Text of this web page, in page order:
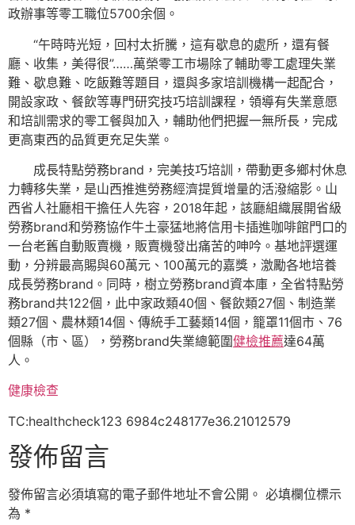
政辦事等零工職位5700余個。
“午時時光短，回村太折騰，這有歇息的處所，還有餐
廳、收集，美得很”……萬榮零工市場除了輔助零工處理失業
難、歇息難、吃飯難等題目，還與多家培訓機構一起配合，
開設家政、餐飲等專門研究技巧培訓課程，領導有失業意愿
和培訓需求的零工餐與加入，輔助他們把握一無所長，完成
更高東西的品質更充足失業。
成長特點勞務brand，完美技巧培訓，帶動更多鄉村休息
力轉移失業，是山西推進勞務經濟提質增量的活潑縮影。山
西省人社廳相干擔任人先容，2018年起，該廳組織展開省級
勞務brand和勞務協作牛土豪猛地將信用卡插進咖啡館門口的
一台老舊自動販賣機，販賣機發出痛苦的呻吟。基地評選運
動，分辨最高賜與60萬元、100萬元的嘉獎，激勵各地培養
成長勞務brand。同時，樹立勞務brand資本庫，全省特點勞
務brand共122個，此中家政類40個、餐飲類27個、制造業
類27個、農林類14個、傳統手工藝類14個，籠罩11個市、76
個縣（市、區），勞務brand失業總範圍健檢推薦達64萬
人。
健康檢查
TC:healthcheck123 6984c248177e36.21012579
發佈留言
發佈留言必須填寫的電子郵件地址不會公開。 必填欄位標示
為 *